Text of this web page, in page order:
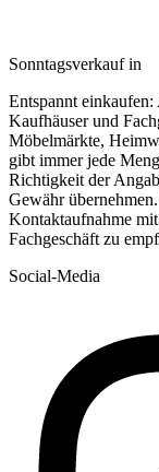
Sonntagsverkauf in
Entspannt
Kaufhäuser und
Möbelmärkte,
gibt immer jede
Richtigkeit der
Gewähr
Kontaktaufnahme
Fachgeschäft zu
Social-Media